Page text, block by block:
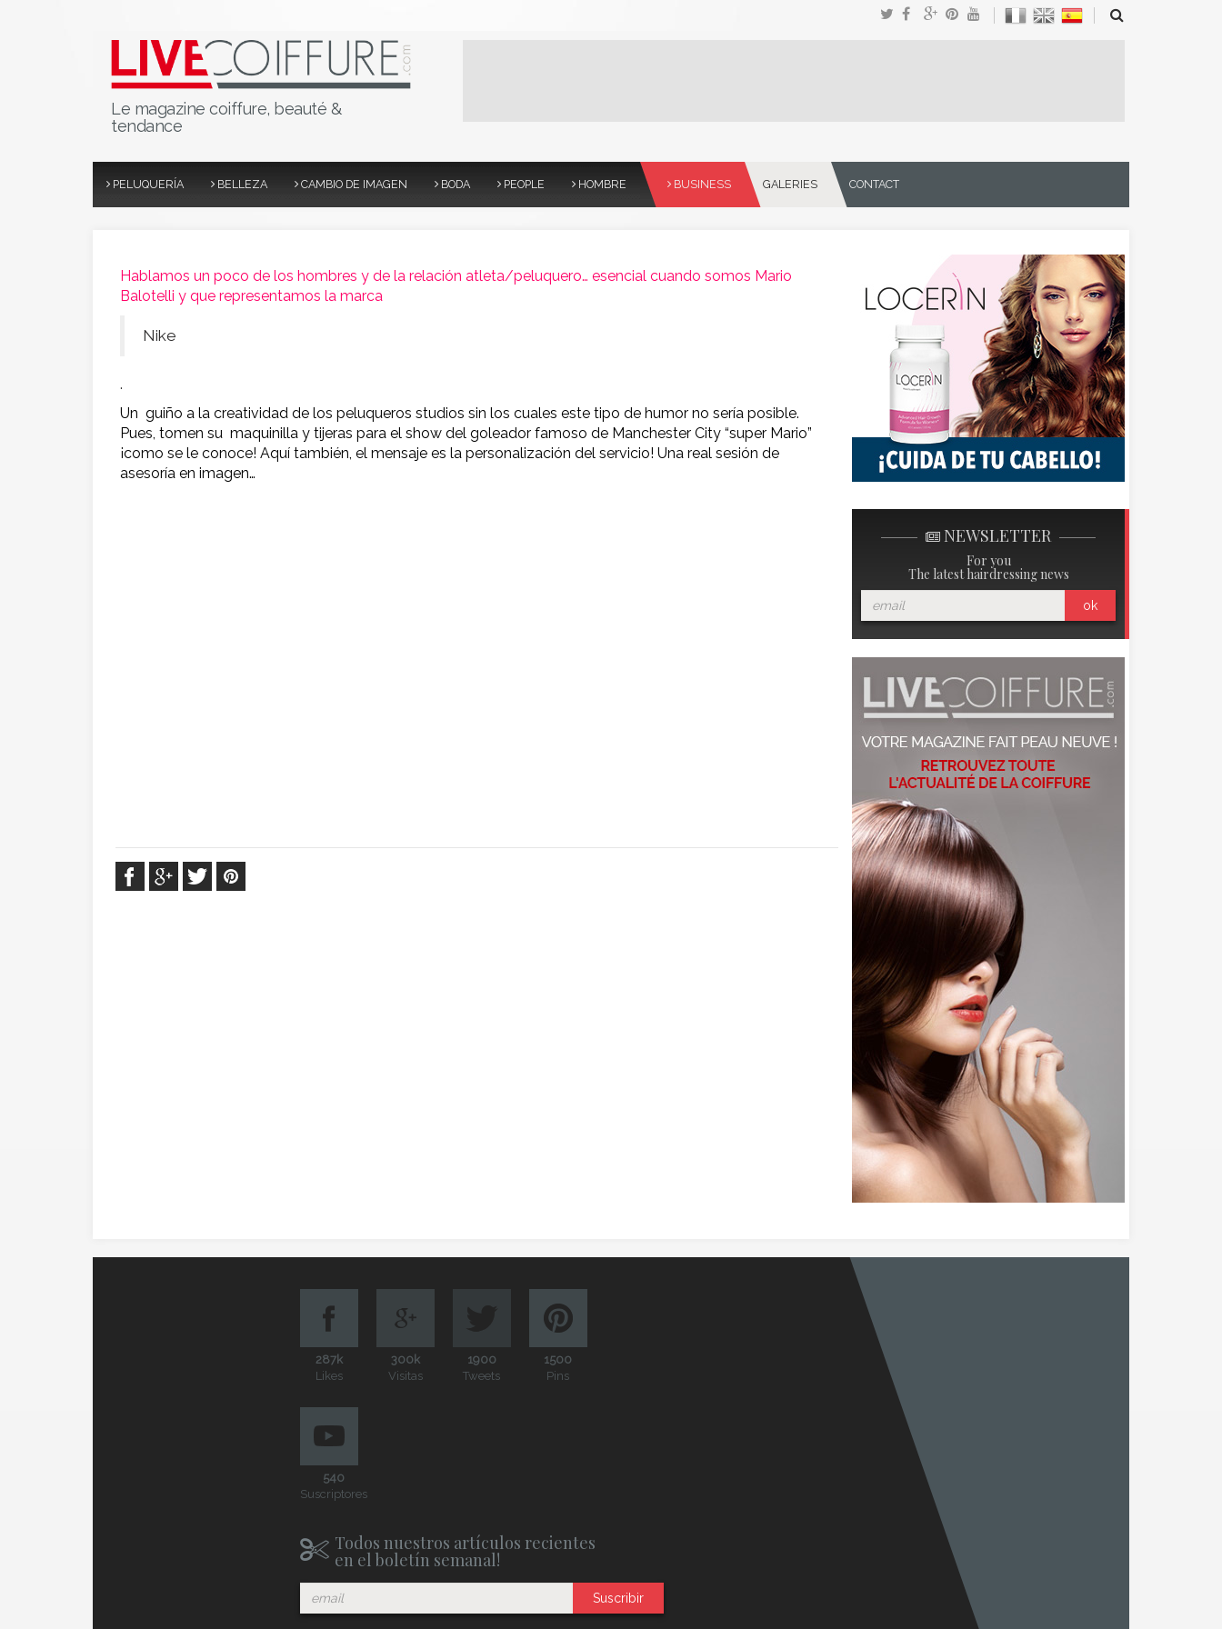
Le magazine coiffure, beauté &
tendance
PELUQUERÍA BELLEZA CAMBIO DE IMAGEN BODA PEOPLE HOMBRE BUSINESS GALERIES CONTACT
Hablamos un poco de los hombres y de la relación atleta/peluquero… esencial cuando somos Mario
Balotelli y que representamos la marca
Nike
.
Un guiño a la creatividad de los peluqueros studios sin los cuales este tipo de humor no sería posible.
Pues, tomen su maquinilla y tijeras para el show del goleador famoso de Manchester City “super Mario”
¡como se le conoce! Aquí también, el mensaje es la personalización del servicio! Una real sesión de
asesoría en imagen…
NEWSLETTER
For you
The latest hairdressing news
ok
287k
Likes
300k
Visitas
1900
Tweets
1500
Pins
540
Suscriptores
Todos nuestros artículos recientes
en el boletín semanal!
Suscribir